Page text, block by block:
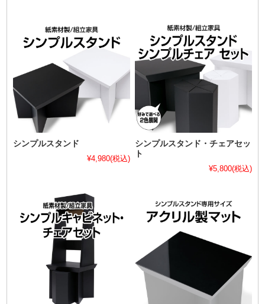
シンプルスタンド
¥4,980(税込)
シンプルスタンド・チェアセッ
ト
¥5,800(税込)